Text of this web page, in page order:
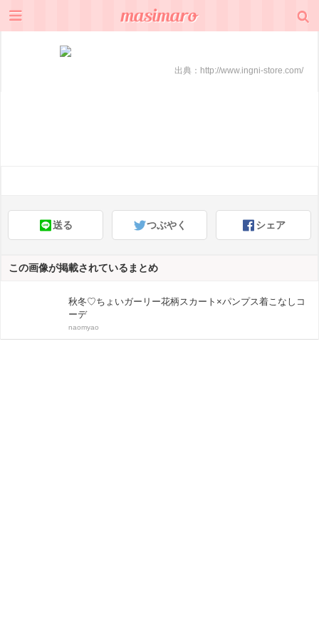
出典： http://www.ingni-store.com/
送る つぶやく シェア
この画像が掲載されているまとめ
秋冬♡ちょいガーリー花柄スカート×パンプス着こなしコ
ーデ
naomyao